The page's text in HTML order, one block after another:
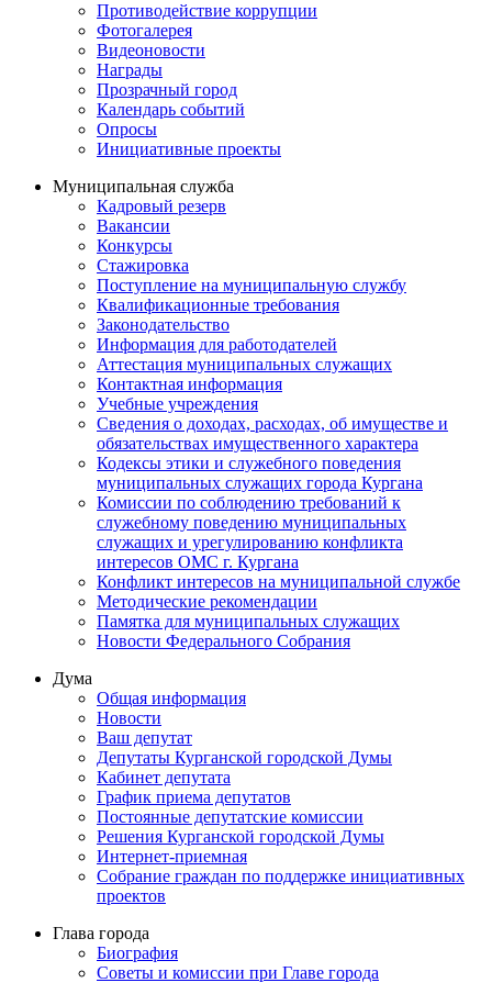
Противодействие коррупции
Фотогалерея
Видеоновости
Награды
Прозрачный город
Календарь событий
Опросы
Инициативные проекты
Муниципальная служба
Кадровый резерв
Вакансии
Конкурсы
Стажировка
Поступление на муниципальную службу
Квалификационные требования
Законодательство
Информация для работодателей
Аттестация муниципальных служащих
Контактная информация
Учебные учреждения
Сведения о доходах, расходах, об имуществе и
обязательствах имущественного характера
Кодексы этики и служебного поведения
муниципальных служащих города Кургана
Комиссии по соблюдению требований к
служебному поведению муниципальных
служащих и урегулированию конфликта
интересов ОМС г. Кургана
Конфликт интересов на муниципальной службе
Методические рекомендации
Памятка для муниципальных служащих
Новости Федерального Cобрания
Дума
Общая информация
Новости
Ваш депутат
Депутаты Курганской городской Думы
Кабинет депутата
График приема депутатов
Постоянные депутатские комиссии
Решения Курганской городской Думы
Интернет-приемная
Собрание граждан по поддержке инициативных
проектов
Глава города
Биография
Советы и комиссии при Главе города